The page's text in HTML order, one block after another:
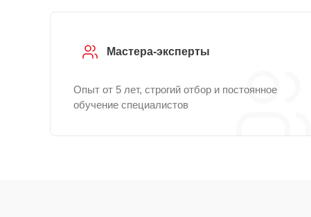
Мастера-эксперты
Опыт от 5 лет, строгий отбор и постоянное
обучение специалистов